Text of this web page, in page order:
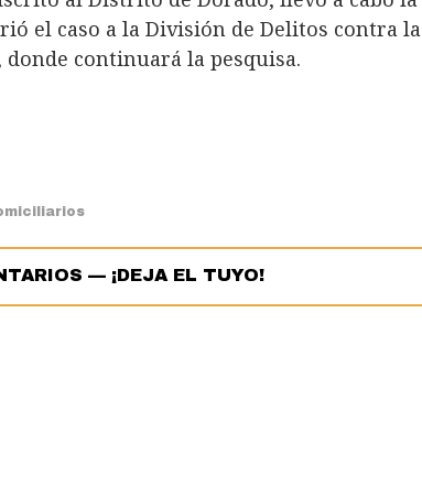
el caso a la División de Delitos contra la
donde continuará la pesquisa.
— ¡DEJA EL TUYO!